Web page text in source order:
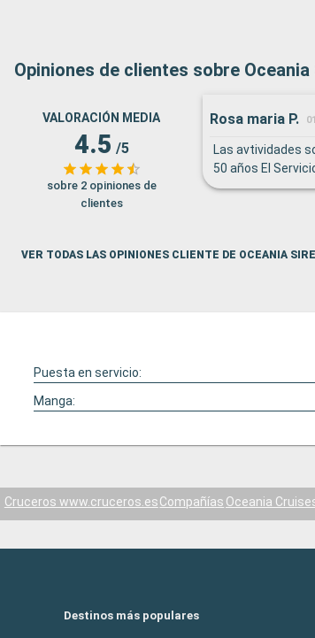
Opiniones de clientes sobre Oceania
VALORACIÓN MEDIA
4.5 /5
sobre 2 opiniones de
clientes
Rosa maria P.
Las avtividades
50 años El
VER TODAS LAS OPINIONES CLIENTE DE OCEANIA
Puesta en servicio:
Manga:
Cruceros www.cruceros.esCompañías Oceania
Destinos más populares